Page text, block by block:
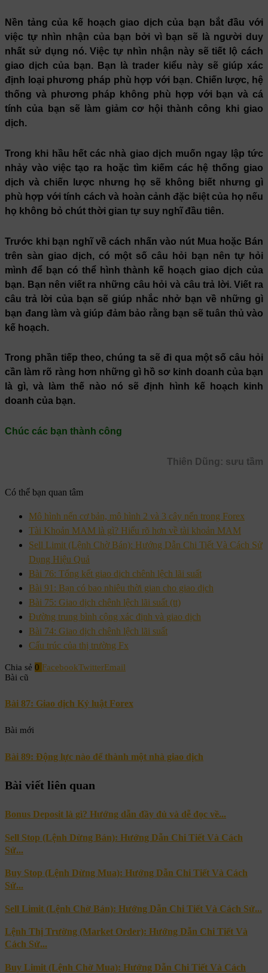
Nền tảng của kế hoạch giao dịch của bạn bắt đầu với
việc tự nhìn nhận của bạn bởi vì bạn sẽ là người duy
nhất sử dụng nó. Việc tự nhìn nhận này sẽ tiết lộ cách
giao dịch của bạn. Bạn là trader kiểu này sẽ giúp xác
định loại phương pháp phù hợp với bạn. Chiến lược, hệ
thống và phương pháp không phù hợp với bạn và cá
tính của bạn sẽ làm giảm cơ hội thành công khi giao
dịch.
Trong khi hầu hết các nhà giao dịch muốn ngay lập tức
nhảy vào việc tạo ra hoặc tìm kiếm các hệ thống giao
dịch và chiến lược nhưng họ sẽ không biết nhưng gì
phù hợp với tính cách và hoàn cảnh đặc biệt của họ nếu
họ không bỏ chút thời gian tự suy nghĩ đầu tiên.
Trước khi bạn nghĩ về cách nhấn vào nút Mua hoặc Bán
trên sàn giao dịch, có một số câu hỏi bạn nên tự hỏi
mình để bạn có thể hình thành kế hoạch giao dịch của
bạn. Bạn nên viết ra những câu hỏi và câu trả lời. Viết ra
câu trả lời của bạn sẽ giúp nhắc nhở bạn về những gì
bạn đang làm và giúp đảm bảo rằng bạn sẽ tuân thủ vào
kế hoạch.
Trong phần tiếp theo, chúng ta sẽ đi qua một số câu hỏi
cần làm rõ ràng hơn những gì hồ sơ kinh doanh của bạn
là gì, và làm thế nào nó sẽ định hình kế hoạch kinh
doanh của bạn.
Chúc các bạn thành công
Thiên Dũng: sưu tầm
Có thể bạn quan tâm
Mô hình nến cơ bản, mô hình 2 và 3 cây nến trong Forex
Tài Khoản MAM là gì? Hiểu rõ hơn về tài khoản MAM
Sell Limit (Lệnh Chờ Bán): Hướng Dẫn Chi Tiết Và Cách Sử
Dụng Hiệu Quả
Bài 76: Tổng kết giao dịch chênh lệch lãi suất
Bài 91: Bạn có bao nhiêu thời gian cho giao dịch
Bài 75: Giao dịch chênh lệch lãi suất (tt)
Đường trung bình cộng xác định và giao dịch
Bài 74: Giao dịch chênh lệch lãi suất
Cấu trúc của thị trường Fx
Chia sẻ 0 FacebookTwitterEmail
Bài cũ
Bài 87: Giao dịch Kỷ luật Forex
Bài mới
Bài 89: Động lực nào để thành một nhà giao dịch
Bài viết liên quan
Bonus Deposit là gì? Hướng dẫn đầy đủ và dễ đọc về...
Sell Stop (Lệnh Dừng Bán): Hướng Dẫn Chi Tiết Và Cách
Sử...
Buy Stop (Lệnh Dừng Mua): Hướng Dẫn Chi Tiết Và Cách
Sử...
Sell Limit (Lệnh Chờ Bán): Hướng Dẫn Chi Tiết Và Cách Sử...
Lệnh Thị Trường (Market Order): Hướng Dẫn Chi Tiết Và
Cách Sử...
Buy Limit (Lệnh Chờ Mua): Hướng Dẫn Chi Tiết Và Cách